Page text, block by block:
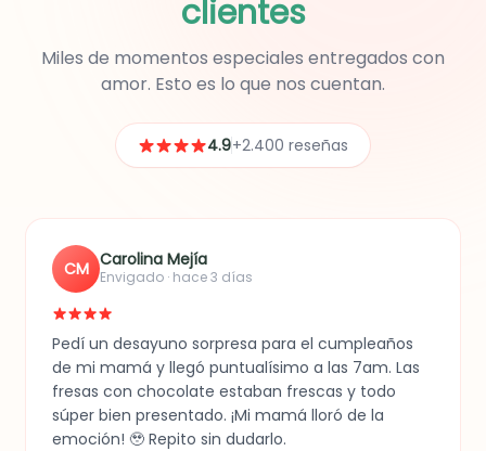
clientes
Miles de momentos especiales entregados con
amor. Esto es lo que nos cuentan.
4.9+2.400 reseñas
CM Carolina Mejía
Envigado · hace 3 días
Pedí un desayuno sorpresa para el cumpleaños
de mi mamá y llegó puntualísimo a las 7am. Las
fresas con chocolate estaban frescas y todo
súper bien presentado. ¡Mi mamá lloró de la
emoción! 🥹 Repito sin dudarlo.